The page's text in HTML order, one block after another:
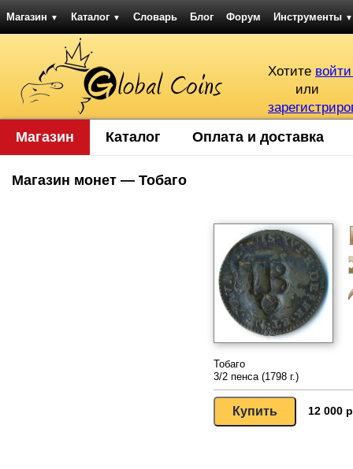
Магазин ▼ Каталог ▼ Словарь Блог Форум Инструменты ▼
Хотите
или
Магазин Каталог Оплата и доставка
Магазин монет — Тобаго
Тобаго
3/2 пенса (1798 г.)
12 000